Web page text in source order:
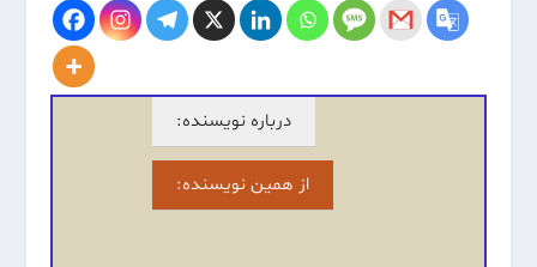
درباره نویسنده:
از همین نویسنده: